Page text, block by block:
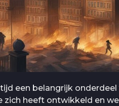
een belangrijk
zich heeft ontwikkeld en